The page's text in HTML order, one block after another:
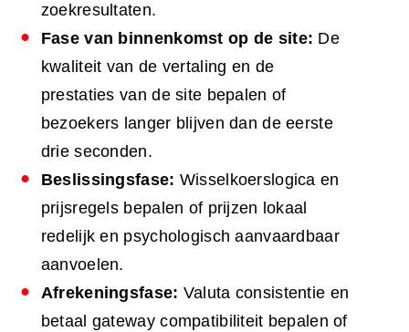
zoekresultaten.
Fase van binnenkomst op de site: De
kwaliteit van de vertaling en de
prestaties van de site bepalen of
bezoekers langer blijven dan de eerste
drie seconden.
Beslissingsfase: Wisselkoerslogica en
prijsregels bepalen of prijzen lokaal
redelijk en psychologisch aanvaardbaar
aanvoelen.
Afrekeningsfase: Valuta consistentie en
betaal gateway compatibiliteit bepalen of